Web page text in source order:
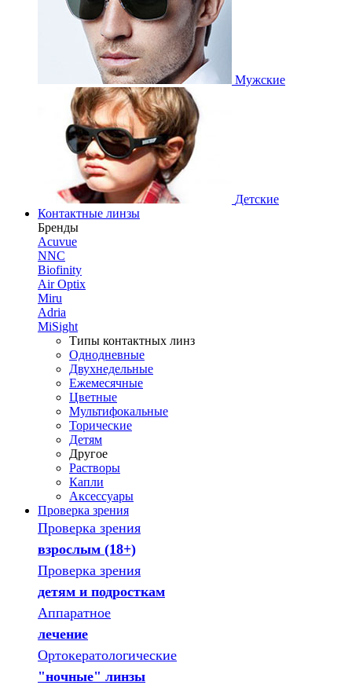
Мужские
Детские
Контактные линзы
Бренды
Acuvue
NNC
Biofinity
Air Optix
Miru
Adria
MiSight
Типы контактных линз
Однодневные
Двухнедельные
Ежемесячные
Цветные
Мультифокальные
Торические
Детям
Другое
Растворы
Капли
Аксессуары
Проверка зрения
Проверка зрения
взрослым (18+)
Проверка зрения
детям и подросткам
Аппаратное
лечение
Ортокератологические
"ночные" линзы